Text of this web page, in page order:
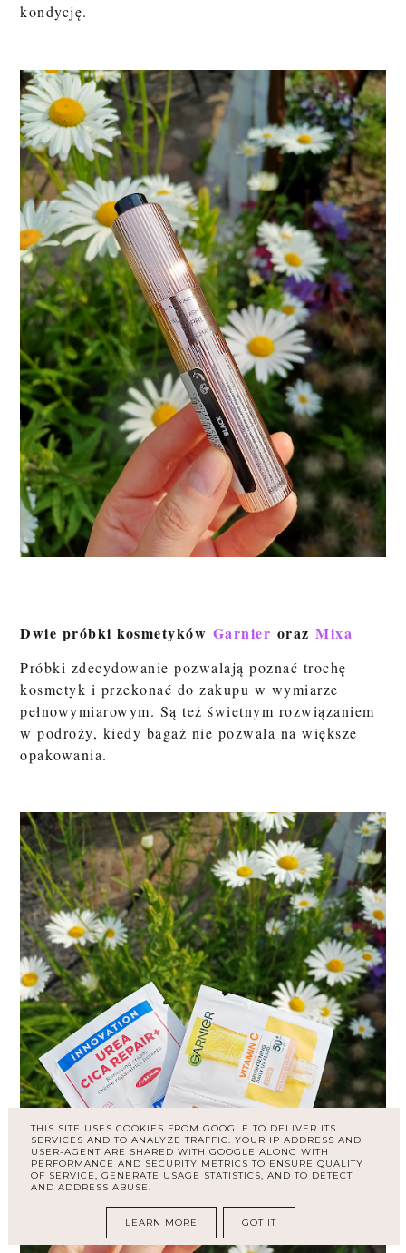
kondycję.
Dwie próbki kosmetyków Garnier orazMixa
Próbki zdecydowanie pozwalają poznać trochę
kosmetyk i przekonać do zakupu w wymiarze
pełnowymiarowym. Są też świetnym rozwiązaniem
w podroży, kiedy bagaż nie pozwala na większe
opakowania.
THIS SITE USES COOKIES FROM GOOGLE TO DELIVER ITS
SERVICES AND TO ANALYZE TRAFFIC. YOUR IP ADDRESS AND
USER-AGENT ARE SHARED WITH GOOGLE ALONG WITH
PERFORMANCE AND SECURITY METRICS TO ENSURE QUALITY
OF SERVICE, GENERATE USAGE STATISTICS, AND TO DETECT
AND ADDRESS ABUSE.
LEARN MORE GOT IT